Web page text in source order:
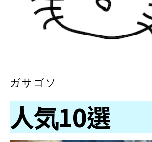
ガサゴソ
人気10選